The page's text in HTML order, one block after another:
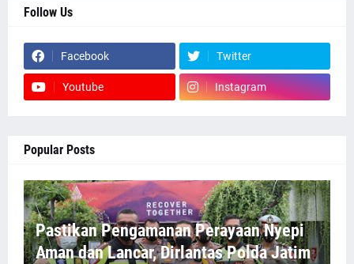
Follow Us
Facebook Twitter
Youtube Instagram
Popular Posts
Pastikan Pengamanan Perayaan Nyepi
Aman dan Lancar, Dirlantas Polda Jatim